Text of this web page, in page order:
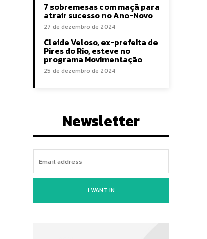
7 sobremesas com maçã para
atrair sucesso no Ano-Novo
27 de dezembro de 2024
Cleide Veloso, ex-prefeita de
Pires do Rio, esteve no
programa Movimentação
25 de dezembro de 2024
Newsletter
I WANT IN